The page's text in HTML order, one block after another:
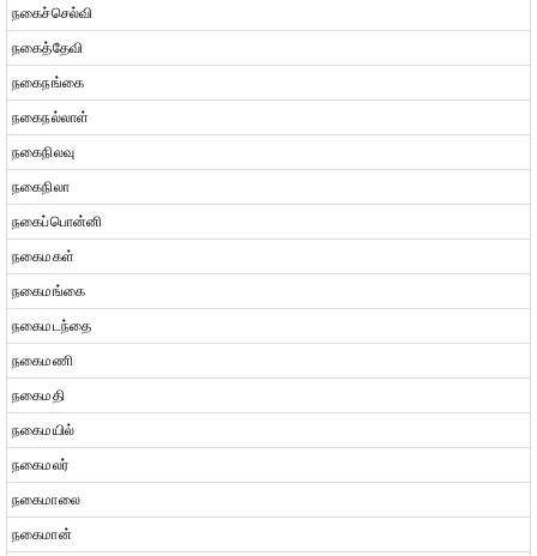
நகைச்செல்வி
நகைத்தேவி
நகைநங்கை
நகைநல்லாள்
நகைநிலவு
நகைநிலா
நகைப்பொன்னி
நகைமகள்
நகைமங்கை
நகைமடந்தை
நகைமணி
நகைமதி
நகைமயில்
நகைமலர்
நகைமாலை
நகைமான்